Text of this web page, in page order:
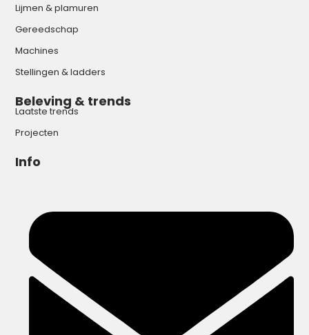
Lijmen & plamuren
Gereedschap
Machines
Stellingen & ladders
Beleving & trends
Laatste trends
Projecten
Info